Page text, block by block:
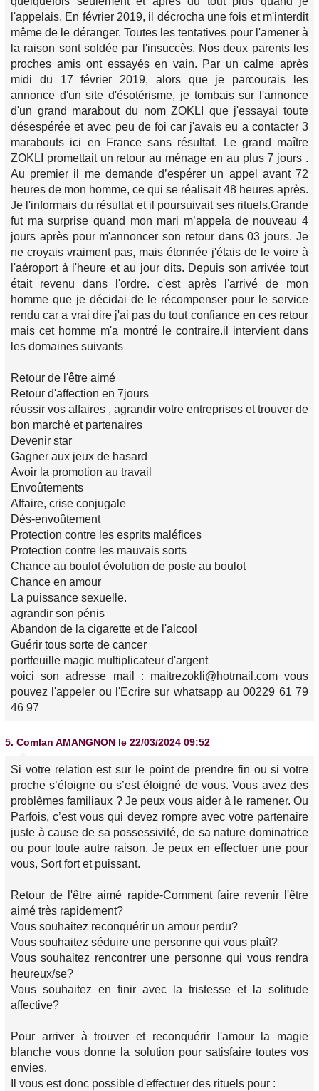
l'appelais. En février 2019, il décrocha une fois et m'interdit
même de le déranger. Toutes les tentatives pour l'amener à
la raison sont soldée par l'insuccès. Nos deux parents les
proches amis ont essayés en vain. Par un calme après
midi du 17 février 2019, alors que je parcourais les
annonce d'un site d'ésotérisme, je tombais sur l'annonce
d'un grand marabout du nom ZOKLI que j'essayai toute
désespérée et avec peu de foi car j'avais eu a contacter 3
marabouts ici en France sans résultat. Le grand maître
ZOKLI promettait un retour au ménage en au plus 7 jours .
Au premier il me demande d’espérer un appel avant 72
heures de mon homme, ce qui se réalisait 48 heures après.
Je l'informais du résultat et il poursuivait ses rituels.Grande
fut ma surprise quand mon mari m’appela de nouveau 4
jours après pour m'annoncer son retour dans 03 jours. Je
ne croyais vraiment pas, mais étonnée j'étais de le voire à
l'aéroport à l'heure et au jour dits. Depuis son arrivée tout
était revenu dans l'ordre. c'est après l'arrivé de mon
homme que je décidai de le récompenser pour le service
rendu car a vrai dire j'ai pas du tout confiance en ces retour
mais cet homme m'a montré le contraire.il intervient dans
les domaines suivants
Retour de l'être aimé
Retour d'affection en 7jours
réussir vos affaires , agrandir votre entreprises et trouver de
bon marché et partenaires
Devenir star
Gagner aux jeux de hasard
Avoir la promotion au travail
Envoûtements
Affaire, crise conjugale
Dés-envoûtement
Protection contre les esprits maléfices
Protection contre les mauvais sorts
Chance au boulot évolution de poste au boulot
Chance en amour
La puissance sexuelle.
agrandir son pénis
Abandon de la cigarette et de l'alcool
Guérir tous sorte de cancer
portfeuille magic multiplicateur d'argent
voici son adresse mail : maitrezokli@hotmail.com vous
pouvez l'appeler ou l'Ecrire sur whatsapp au 00229 61 79
46 97
5. Comlan AMANGNON le 22/03/2024 09:52
Si votre relation est sur le point de prendre fin ou si votre
proche s’éloigne ou s’est éloigné de vous. Vous avez des
problèmes familiaux ? Je peux vous aider à le ramener. Ou
Parfois, c’est vous qui devez rompre avec votre partenaire
juste à cause de sa possessivité, de sa nature dominatrice
ou pour toute autre raison. Je peux en effectuer une pour
vous, Sort fort et puissant.
Retour de l'être aimé rapide-Comment faire revenir l'être
aimé très rapidement?
Vous souhaitez reconquérir un amour perdu?
Vous souhaitez séduire une personne qui vous plaît?
Vous souhaitez rencontrer une personne qui vous rendra
heureux/se?
Vous souhaitez en finir avec la tristesse et la solitude
affective?
Pour arriver à trouver et reconquérir l'amour la magie
blanche vous donne la solution pour satisfaire toutes vos
envies.
Il vous est donc possible d'effectuer des rituels pour :